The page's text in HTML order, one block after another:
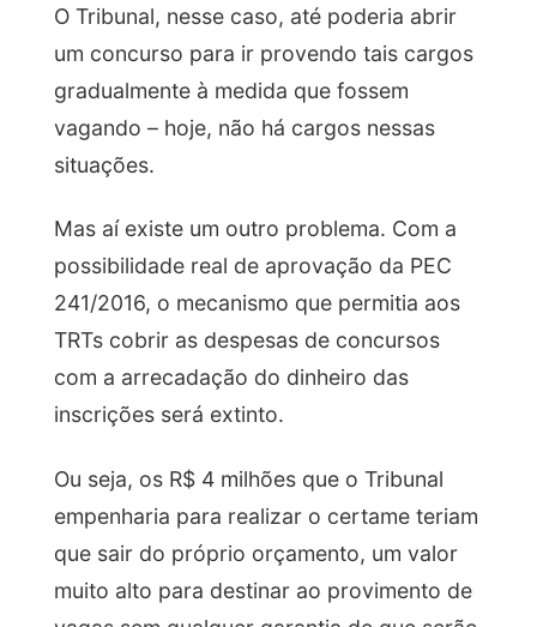
O Tribunal, nesse caso, até poderia abrir
um concurso para ir provendo tais cargos
gradualmente à medida que fossem
vagando – hoje, não há cargos nessas
situações.
Mas aí existe um outro problema. Com a
possibilidade real de aprovação da PEC
241/2016, o mecanismo que permitia aos
TRTs cobrir as despesas de concursos
com a arrecadação do dinheiro das
inscrições será extinto.
Ou seja, os R$ 4 milhões que o Tribunal
empenharia para realizar o certame teriam
que sair do próprio orçamento, um valor
muito alto para destinar ao provimento de